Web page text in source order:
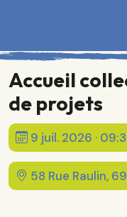
Accueil
de projets
9 juil. 2026 ·
58 Rue Raulin,